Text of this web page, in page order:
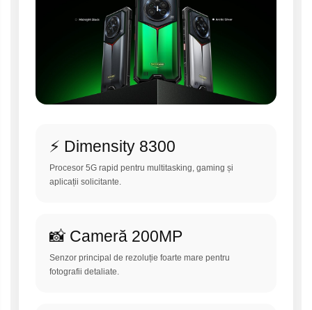
⚡ Dimensity 8300
Procesor 5G rapid pentru multitasking, gaming și
aplicații solicitante.
📸 Cameră 200MP
Senzor principal de rezoluție foarte mare pentru
fotografii detaliate.